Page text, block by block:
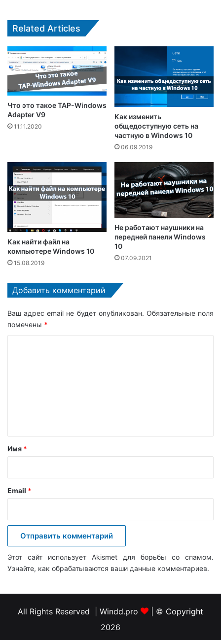
Related Articles
Что это такое TAP-Windows
Adapter V9
11.11.2020
Как изменить
общедоступную сеть на
частную в Windows 10
06.09.2019
Как найти файл на
компьютере Windows 10
15.08.2019
Не работают наушники на
передней панели Windows
10
07.09.2021
Добавить комментарий
Ваш адрес email не будет опубликован. Обязательные поля
помечены *
а
й
Имя *
Email *
Этот сайт использует Akismet для борьбы со спамом.
Узнайте, как обрабатываются ваши данные комментариев.
All Rights Reserved | Windd.pro
| © Copyright
2026